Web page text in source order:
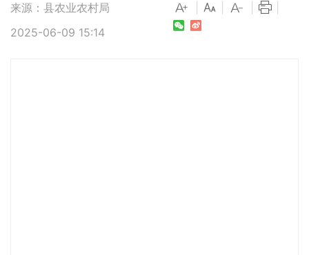
来源：县农业农村局
2025-06-09 15:14